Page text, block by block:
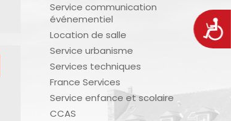
Service communication
événementiel
Location de salle
Service urbanisme
Services techniques
France Services
Service enfance et scolaire
CCAS